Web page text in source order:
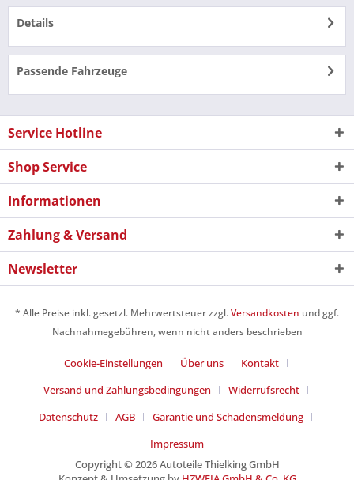
Details
Passende Fahrzeuge
Service Hotline
Shop Service
Informationen
Zahlung & Versand
Newsletter
* Alle Preise inkl. gesetzl. Mehrwertsteuer zzgl.Versandkosten und ggf.
Nachnahmegebühren, wenn nicht anders beschrieben
Cookie-Einstellungen Über uns
Kontakt
Versand und Zahlungsbedingungen
Widerrufsrecht
Datenschutz
AGB
Garantie und Schadensmeldung
Impressum
Copyright © 2026 Autoteile Thielking GmbH